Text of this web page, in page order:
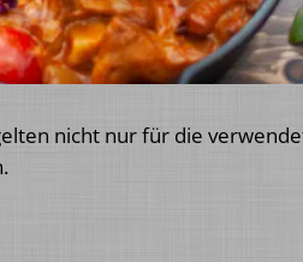
nicht nur für die